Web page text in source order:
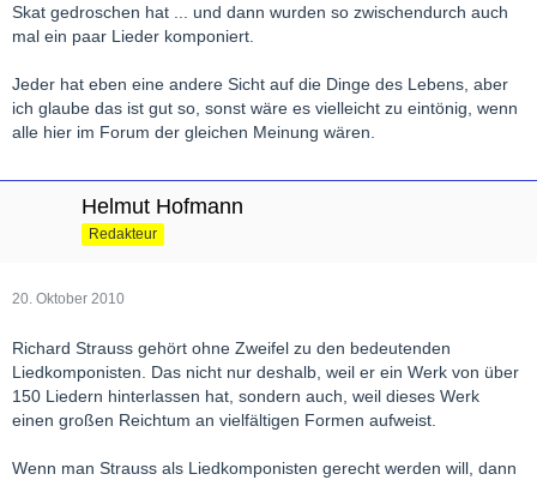
Skat gedroschen hat ... und dann wurden so zwischendurch auch
mal ein paar Lieder komponiert.
Jeder hat eben eine andere Sicht auf die Dinge des Lebens, aber
ich glaube das ist gut so, sonst wäre es vielleicht zu eintönig, wenn
alle hier im Forum der gleichen Meinung wären.
Helmut Hofmann
Redakteur
20. Oktober 2010
Richard Strauss gehört ohne Zweifel zu den bedeutenden
Liedkomponisten. Das nicht nur deshalb, weil er ein Werk von über
150 Liedern hinterlassen hat, sondern auch, weil dieses Werk
einen großen Reichtum an vielfältigen Formen aufweist.
Wenn man Strauss als Liedkomponisten gerecht werden will, dann